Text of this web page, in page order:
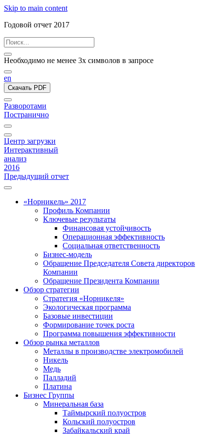
Skip to main content
Годовой отчет 2017
Необходимо не менее 3х символов в запросе
en
Скачать PDF
Разворотами
Постранично
Центр загрузки
Интерактивный
анализ
2016
Предыдущий отчет
«Норникель» 2017
Профиль Компании
Ключевые результаты
Финансовая устойчивость
Операционная эффективность
Социальная ответственность
Бизнес-модель
Обращение Председателя Совета директоров
Компании
Обращение Президента Компании
Обзор стратегии
Стратегия «Норникеля»
Экологическая программа
Базовые инвестиции
Формирование точек роста
Программа повышения эффективности
Обзор рынка металлов
Металлы в производстве электромобилей
Никель
Медь
Палладий
Платина
Бизнес Группы
Минеральная база
Таймырский полуостров
Кольский полуостров
Забайкальский край